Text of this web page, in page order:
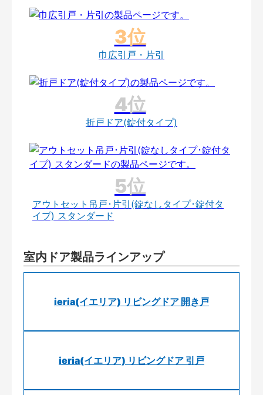
巾広引戸・片引
折戸ドア(錠付タイプ)
アウトセット吊戸･片引(錠なしタイプ･錠付タ
イプ) スタンダード
室内ドア製品ラインアップ
ieria(イエリア) リビングドア 開き戸
ieria(イエリア) リビングドア 引戸